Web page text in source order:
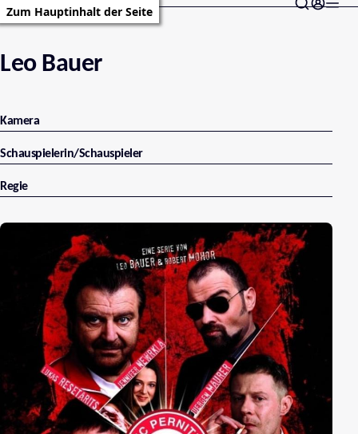
Zum Hauptinhalt der Seite
Leo Bauer
Kamera
Schauspielerin/Schauspieler
Regie